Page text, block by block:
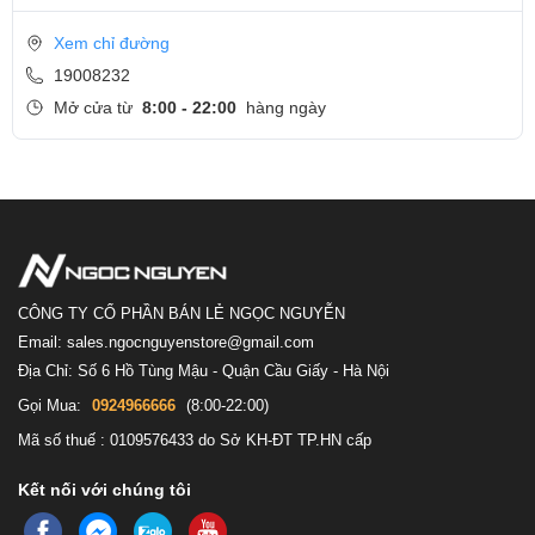
Màn hình
E6540 có màn hình 15.6 inch Full HD. Tấm nền của màn này là
TN, góc nhìn không quá tốt được như IPS nhưng cũng khá rộng
chứ không phải kiểu ngồi lệch ra cái là màn hình đổi hết màu luôn.
Xem chỉ đường
19008232
Mở cửa từ 8:00 - 22:00 hàng ngày
CÔNG TY CỔ PHẦN BÁN LẺ NGỌC NGUYỄN
Email: sales.ngocnguyenstore@gmail.com
Địa Chỉ: Số 6 Hồ Tùng Mậu - Quận Cầu Giấy - Hà Nội
Gọi Mua:
0924966666 (8:00-22:00)
Mã số thuế : 0109576433 do Sở KH-ĐT TP.HN cấp
Kết nối với chúng tôi